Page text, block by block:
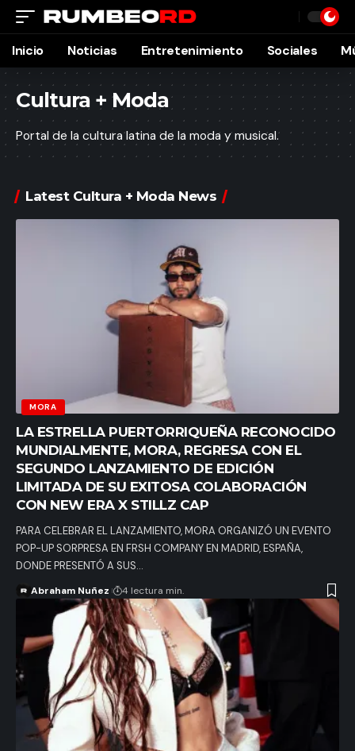
Inicio Noticias Entretenimiento Sociales
Cultura + Moda
Portal de la cultura latina de la moda y musical.
Latest Cultura + Moda News
MORA
LA ESTRELLA PUERTORRIQUEÑA RECONOCIDO
MUNDIALMENTE, MORA, REGRESA CON EL
SEGUNDO LANZAMIENTO DE EDICIÓN
LIMITADA DE SU EXITOSA COLABORACIÓN
CON NEW ERA X STILLZ CAP
PARA CELEBRAR EL LANZAMIENTO, MORA ORGANIZÓ UN EVENTO
POP-UP SORPRESA EN FRSH COMPANY EN MADRID, ESPAÑA,
DONDE PRESENTÓ A SUS…
Abraham Nuñez 4 lectura min.